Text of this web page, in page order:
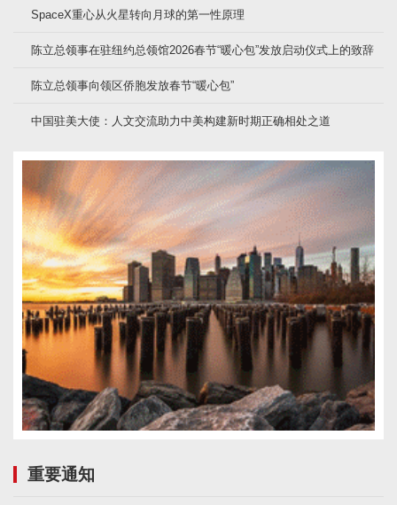
SpaceX重心从火星转向月球的第一性原理
陈立总领事在驻纽约总领馆2026春节“暖心包”发放启动仪式上的致辞
陈立总领事向领区侨胞发放春节“暖心包”
中国驻美大使：人文交流助力中美构建新时期正确相处之道
重要通知